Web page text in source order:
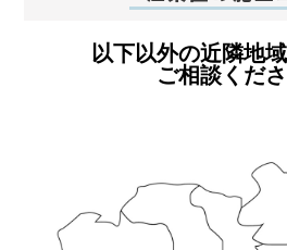
以下以外の近隣地
ご相談くださ